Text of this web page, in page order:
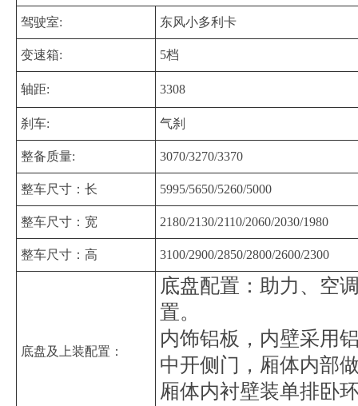
驾驶室: 东风小多利卡
变速箱: 5档
轴距: 3308
刹车: 气刹
整备质量: 3070/3270/3370
整车尺寸：长 5995/5650/5260/5000
整车尺寸：宽 2180/2130/2110/2060/2030/1980
整车尺寸：高 3100/2900/2850/2800/2600/2300
底盘及上装配置：
底盘配置：助力、空
置。 上装配
内饰铝板，内壁采用
中开侧门，厢体内部
厢体内衬壁装单排卧